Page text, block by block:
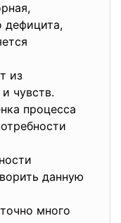
дефицита,
из
чувств.
процесса
данную
много